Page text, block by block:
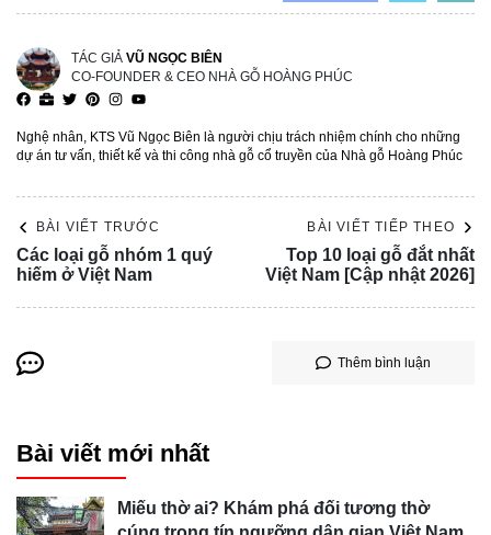
TÁC GIẢ VŨ NGỌC BIÊN
CO-FOUNDER & CEO NHÀ GỖ HOÀNG PHÚC
Nghệ nhân, KTS Vũ Ngọc Biên là người chịu trách nhiệm chính cho những
dự án tư vấn, thiết kế và thi công nhà gỗ cổ truyền của Nhà gỗ Hoàng Phúc
BÀI VIẾT TRƯỚC
Các loại gỗ nhóm 1 quý
hiếm ở Việt Nam
BÀI VIẾT TIẾP THEO
Top 10 loại gỗ đắt nhất
Việt Nam [Cập nhật 2026]
Thêm bình luận
Bài viết mới nhất
Miếu thờ ai? Khám phá đối tương thờ